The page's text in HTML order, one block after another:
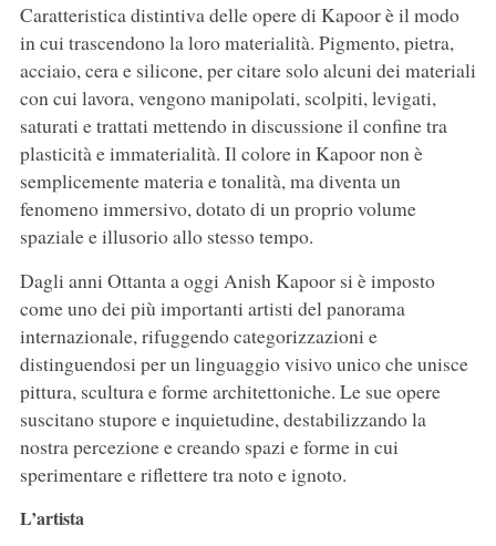
Caratteristica distintiva delle opere di Kapoor è il modo
in cui trascendono la loro materialità. Pigmento, pietra,
acciaio, cera e silicone, per citare solo alcuni dei materiali
con cui lavora, vengono manipolati, scolpiti, levigati,
saturati e trattati mettendo in discussione il confine tra
plasticità e immaterialità. Il colore in Kapoor non è
semplicemente materia e tonalità, ma diventa un
fenomeno immersivo, dotato di un proprio volume
spaziale e illusorio allo stesso tempo.
Dagli anni Ottanta a oggi Anish Kapoor si è imposto
come uno dei più importanti artisti del panorama
internazionale, rifuggendo categorizzazioni e
distinguendosi per un linguaggio visivo unico che unisce
pittura, scultura e forme architettoniche. Le sue opere
suscitano stupore e inquietudine, destabilizzando la
nostra percezione e creando spazi e forme in cui
sperimentare e riflettere tra noto e ignoto.
L’artista